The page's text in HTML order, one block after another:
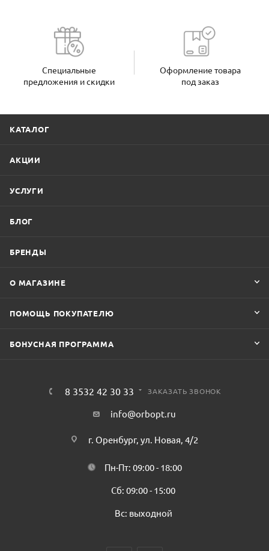
Специальные
предложения и скидки
Оформление товара
под заказ
КАТАЛОГ
АКЦИИ
УСЛУГИ
БЛОГ
БРЕНДЫ
О МАГАЗИНЕ
ПОМОЩЬ ПОКУПАТЕЛЮ
БОНУСНАЯ ПРОГРАММА
8 3532 42 30 33 ЗАКАЗАТЬ ЗВОНОК
info@orbopt.ru
г. Оренбург, ул. Новая, 4/2
Пн-Пт: 09:00 - 18:00
Сб: 09:00 - 15:00
Вс: выходной